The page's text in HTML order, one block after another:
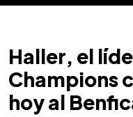
Haller, el
Champions
hoy al